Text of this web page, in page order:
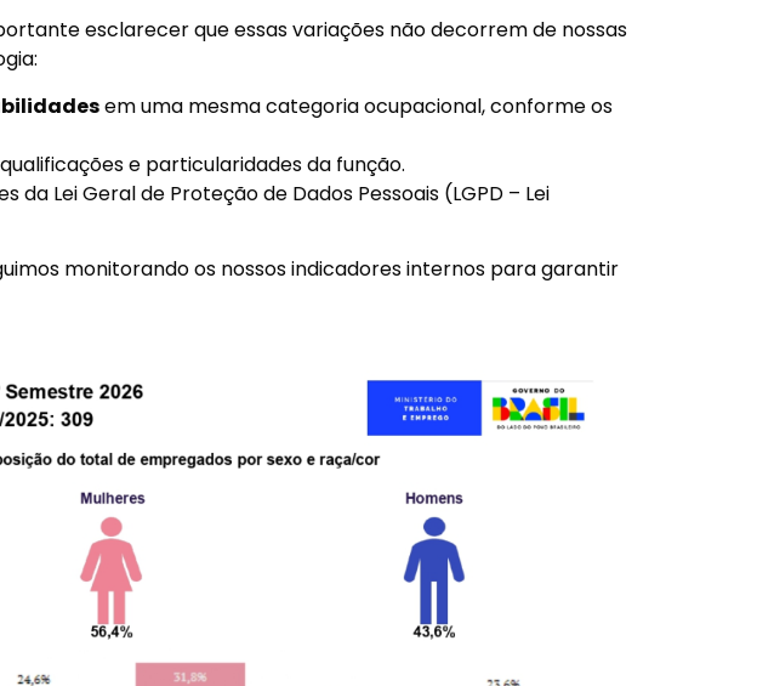
esclarecer que essas variações não decorrem de nossas
em uma mesma categoria ocupacional, conforme os
e particularidades da função.
da Lei Geral de Proteção de Dados Pessoais (LGPD – Lei
monitorando os nossos indicadores internos para garantir